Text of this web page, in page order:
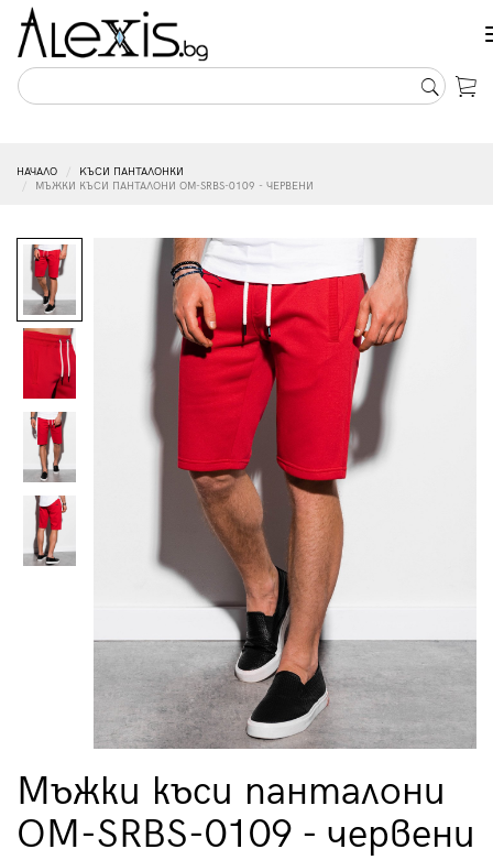
НАЧАЛО
KЪСИ ПАНТАЛОНКИ
МЪЖКИ КЪСИ ПАНТАЛОНИ OM-SRBS-0109 - ЧЕРВЕНИ
Мъжки къси панталони
OM-SRBS-0109 - червени